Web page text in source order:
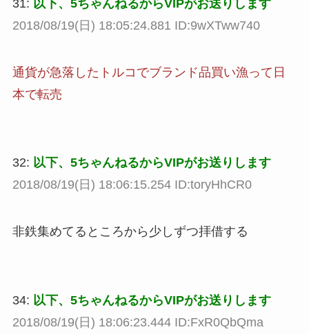
31: 以下、5ちゃんねるからVIPがお送りします
2018/08/19(日) 18:05:24.881 ID:9wXTww740
通貨が急落したトルコでブランド品買い漁って日
本で転売
32: 以下、5ちゃんねるからVIPがお送りします
2018/08/19(日) 18:06:15.254 ID:toryHhCR0
非鉄集めてるところから少しずつ拝借する
34: 以下、5ちゃんねるからVIPがお送りします
2018/08/19(日) 18:06:23.444 ID:FxR0QbQma